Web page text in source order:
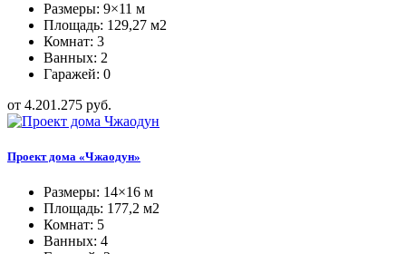
Размеры: 9×11 м
Площадь: 129,27 м2
Комнат: 3
Ванных: 2
Гаражей: 0
от 4.201.275 руб.
Проект дома «Чжаодун»
Размеры: 14×16 м
Площадь: 177,2 м2
Комнат: 5
Ванных: 4